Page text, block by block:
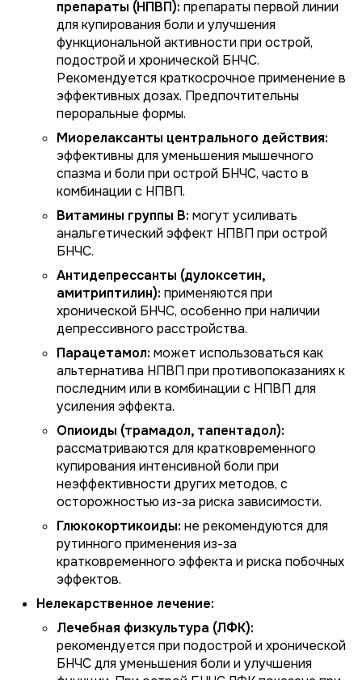
препараты (НПВП): препараты первой линии
для купирования боли и улучшения
функциональной активности при острой,
подострой и хронической БНЧС.
Рекомендуется краткосрочное применение в
эффективных дозах. Предпочтительны
пероральные формы.
Миорелаксанты центрального действия:
эффективны для уменьшения мышечного
спазма и боли при острой БНЧС, часто в
комбинации с НПВП.
Витамины группы В: могут усиливать
анальгетический эффект НПВП при острой
БНЧС.
Антидепрессанты (дулоксетин,
амитриптилин): применяются при
хронической БНЧС, особенно при наличии
депрессивного расстройства.
Парацетамол: может использоваться как
альтернатива НПВП при противопоказаниях к
последним или в комбинации с НПВП для
усиления эффекта.
Опиоиды (трамадол, тапентадол):
рассматриваются для кратковременного
купирования интенсивной боли при
неэффективности других методов, с
осторожностью из-за риска зависимости.
Глюкокортикоиды: не рекомендуются для
рутинного применения из-за
кратковременного эффекта и риска побочных
эффектов.
Нелекарственное лечение:
Лечебная физкультура (ЛФК):
рекомендуется при подострой и хронической
БНЧС для уменьшения боли и улучшения